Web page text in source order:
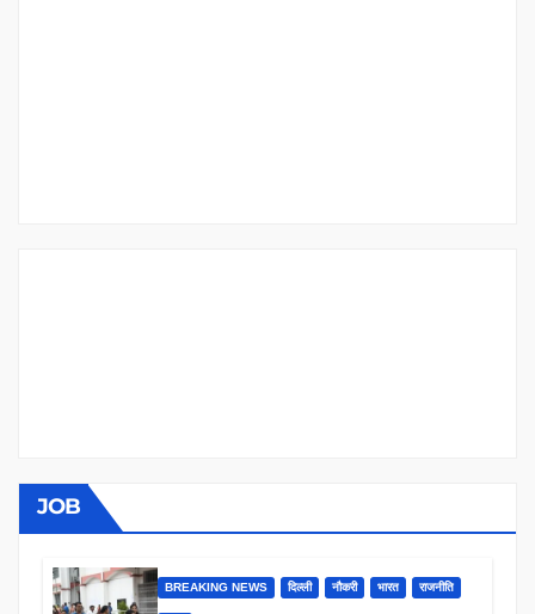
JOB
BREAKING NEWS दिल्ली नौकरी भारत राजनीति